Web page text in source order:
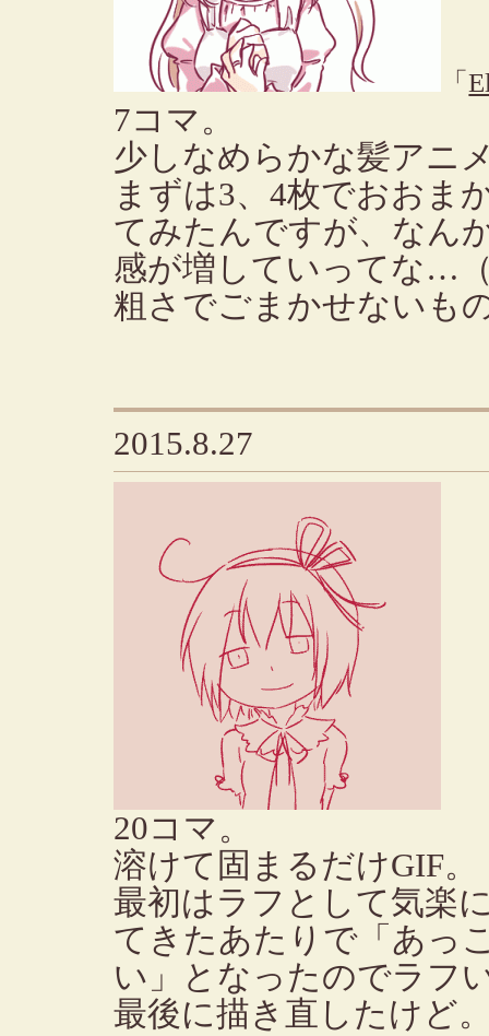
「
7コマ。
少しなめらかな髪アニ
まずは3、4枚でおおま
てみたんですが、なん
感が増していってな…
粗さでごまかせないも
2015.8.27
20コマ。
溶けて固まるだけGIF。
最初はラフとして気楽
てきたあたりで「あっ
い」となったのでラフ
最後に描き直したけど